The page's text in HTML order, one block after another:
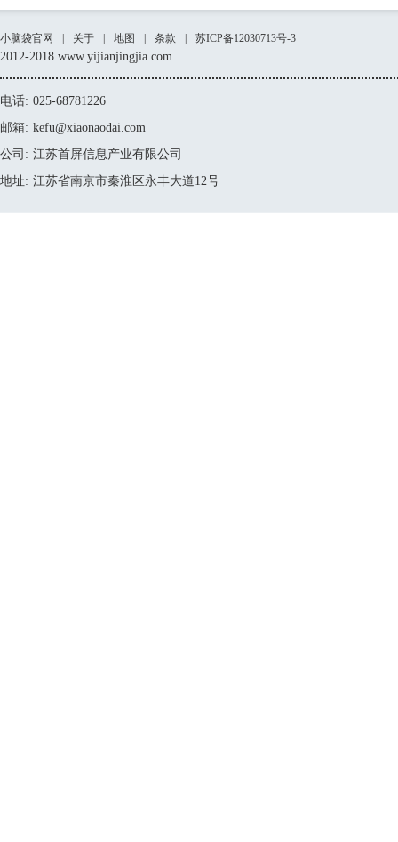
小脑袋官网 关于 地图 条款 苏ICP备12030713号-3
2012-2018 www.yijianjingjia.com
电话: 025-68781226
邮箱: kefu@xiaonaodai.com
公司: 江苏首屏信息产业有限公司
地址: 江苏省南京市秦淮区永丰大道12号